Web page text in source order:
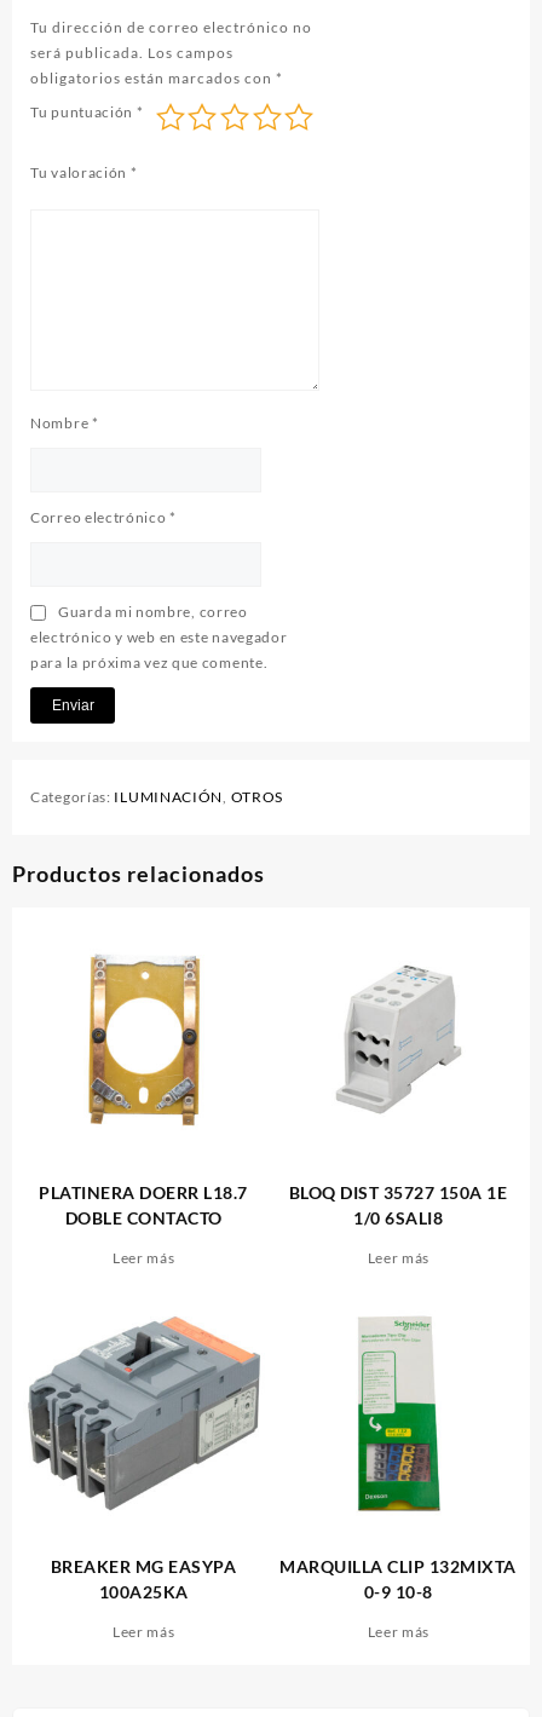
Tu dirección de correo electrónico no
será publicada. Los campos
obligatorios están marcados con *
Tu puntuación *
Tu valoración *
Nombre *
Correo electrónico *
Guarda mi nombre, correo
electrónico y web en este navegador
para la próxima vez que comente.
Categorías: ILUMINACIÓN, OTROS
Productos relacionados
PLATINERA DOERR L18.7
DOBLE CONTACTO
Leer más
BLOQ DIST 35727 150A 1E
1/0 6SALI8
Leer más
BREAKER MG EASYPA
100A25KA
Leer más
MARQUILLA CLIP 132MIXTA
0-9 10-8
Leer más